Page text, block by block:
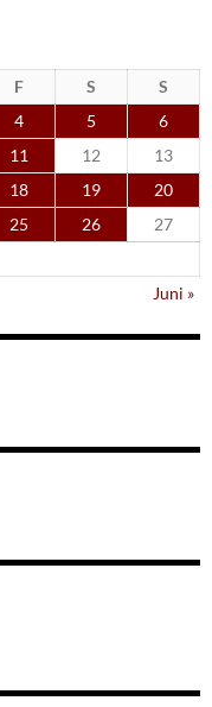
F S
S
4 5
6
11 12
13
18 19
20
25 26
27
Juni »